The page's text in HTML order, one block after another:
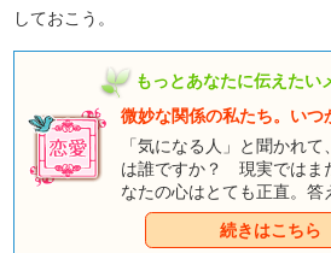
しておこう。
もっとあなたに伝えたい
微妙な関係の私たち。いつ
「気になる人」と聞かれ
は誰ですか？ 現実ではま
なたの心はとても正直。答
なたのことを認め、振り向
るのかしら？続きはこちら